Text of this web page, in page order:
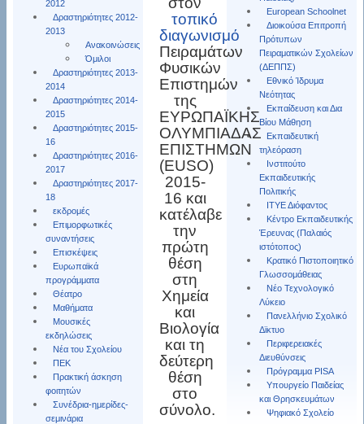
2012
Δραστηριότητες 2012-
2013
Ανακοινώσεις
Όμιλοι
Δραστηριότητες 2013-
2014
Δραστηριότητες 2014-
2015
Δραστηριότητες 2015-
16
Δραστηριότητες 2016-
2017
Δραστηριότητες 2017-
18
εκδρομές
Επιμορφωτικές
συναντήσεις
Επισκέψεις
Ευρωπαϊκά
προγράμματα
Θέατρο
Μαθήματα
Μουσικές
εκδηλώσεις
Νέα του Σχολείου
ΠΕΚ
Πρακτική άσκηση
φοιτητών
Συνέδρια-ημερίδες-
σεμινάρια
European Schoolnet
Διοικούσα Επιτροπή
Πρότυπων
Πειραματικών Σχολείων
(ΔΕΠΠΣ)
Εθνικό Ίδρυμα
Νεότητας
Εκπαίδευση και Δια
Βίου Μάθηση
Εκπαιδευτική
τηλεόραση
Ινστιτούτο
Εκπαιδευτικής
Πολιτικής
ΙΤΥΕ Διόφαντος
Κέντρο Εκπαιδευτικής
Έρευνας (Παλαιός
ιστότοπος)
Κρατικό Πιστοποιητικό
Γλωσσομάθειας
Νέο Τεχνολογικό
Λύκειο
Πανελλήνιο Σχολικό
Δϊκτυο
Περιφερειακές
Διευθύνσεις
Πρόγραμμα PISA
Υπουργείο Παιδείας
και Θρησκευμάτων
Ψηφιακό Σχολείο
τοπικό
διαγωνισμό
Πειραμάτων
Φυσικών
Επιστημών
της
ΕΥΡΩΠΑΪΚΗΣ
ΟΛΥΜΠΙΑΔΑΣ
ΕΠΙΣΤΗΜΩΝ
(EUSO)
2015-
16 και
κατέλαβε
την
πρώτη
θέση
στη
Χημεία
και
Βιολογία
και τη
δεύτερη
θέση
στο
σύνολο.